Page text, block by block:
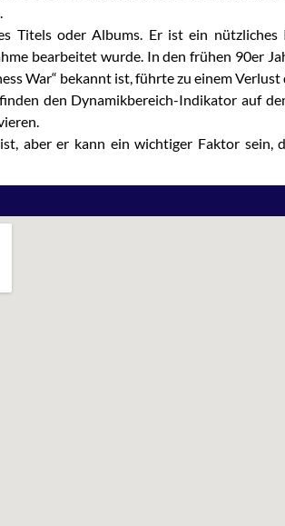
Titels oder Albums. Er ist ein nützliches
bearbeitet wurde. In den frühen 90er
War“ bekannt ist, führte zu einem
den Dynamikbereich-Indikator auf
aber er kann ein wichtiger Faktor sein,